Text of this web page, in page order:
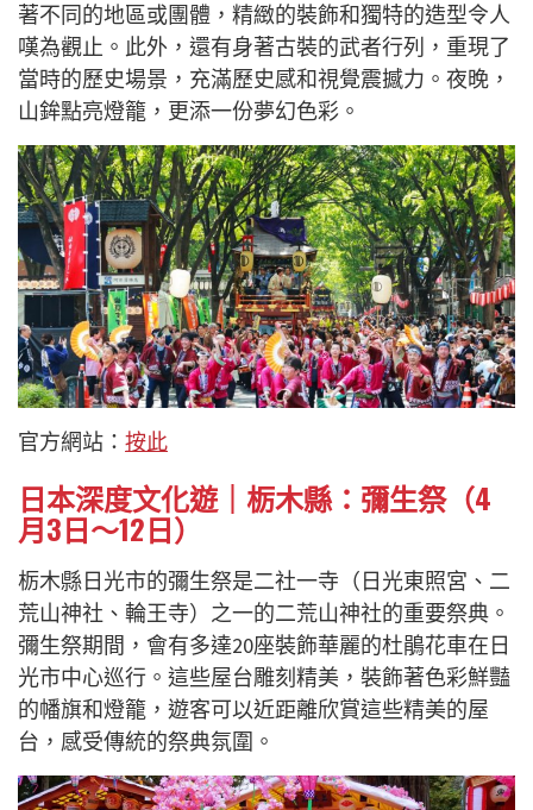
著不同的地區或團體，精緻的裝飾和獨特的造型令人
嘆為觀止。此外，還有身著古裝的武者行列，重現了
當時的歷史場景，充滿歷史感和視覺震撼力。夜晚，
山鉾點亮燈籠，更添一份夢幻色彩。
官方網站： 按此
日本深度文化遊｜栃木縣：彌生祭（4
月3日～12日）
栃木縣日光市的彌生祭是二社一寺（日光東照宮、二
荒山神社、輪王寺）之一的二荒山神社的重要祭典。
彌生祭期間，會有多達20座裝飾華麗的杜鵑花車在日
光市中心巡行。這些屋台雕刻精美，裝飾著色彩鮮豔
的幡旗和燈籠，遊客可以近距離欣賞這些精美的屋
台，感受傳統的祭典氛圍。